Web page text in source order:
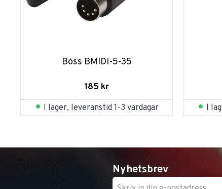
Boss BMIDI-5-35
185 kr
I lager, leveranstid 1-3 vardagar I
Nyhetsbrev